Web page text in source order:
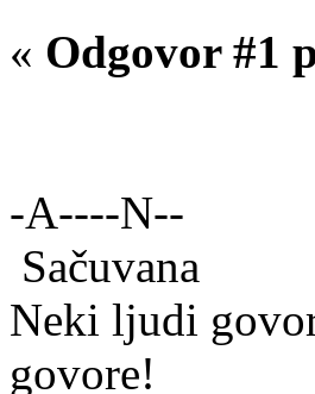
« Odgovor #1
-A----N--
Sačuvana
Neki ljudi
govore!